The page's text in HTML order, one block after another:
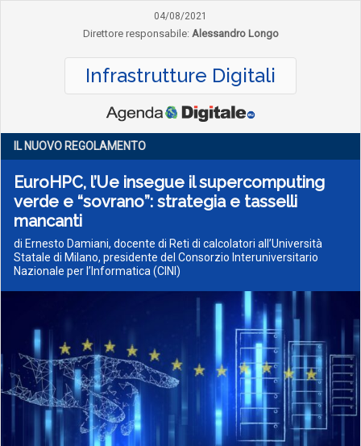
04/08/2021
Direttore responsabile: Alessandro Longo
Infrastrutture Digitali
IL NUOVO REGOLAMENTO
EuroHPC, l’Ue insegue il supercomputing
verde e “sovrano”: strategia e tasselli
mancanti
di Ernesto Damiani, docente di Reti di calcolatori all’Università
Statale di Milano, presidente del Consorzio Interuniversitario
Nazionale per l’Informatica (CINI)